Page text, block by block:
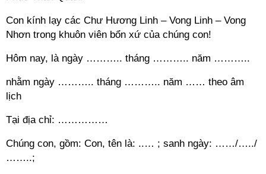
Con kính lạy các Chư Hương Linh – Vong Linh – Vong
Nhơn trong khuôn viên bổn xứ của chúng con!
Hôm nay, là ngày ……….. tháng ……….. năm ………..
nhằm ngày ……….. tháng ……….. năm …… theo âm
lịch
Tại địa chỉ: ……………
Chúng con, gồm: Con, tên là: ..… ; sanh ngày: ……/…../
……..;